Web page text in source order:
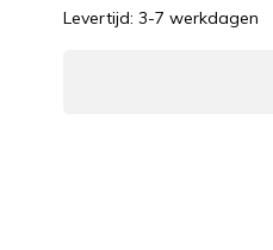
Levertijd: 3-7 werkdagen